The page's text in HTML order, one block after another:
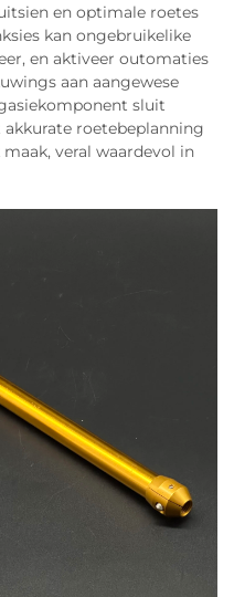
en optimale roetes
kan ongebruikelike
en aktiveer outomaties
aan aangewese
sluit
roetebeplanning
veral waardevol in